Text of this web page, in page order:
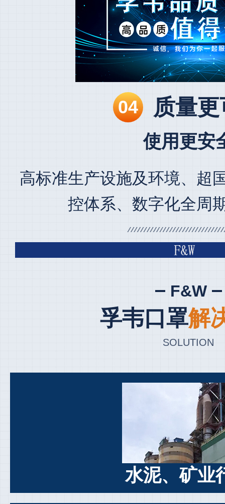
04 质量
使用更安
高标准生产设施及环境、 超
控体系、 数字化全周
F&W
孚韦口罩解
SOLUTION
水泥、矿业